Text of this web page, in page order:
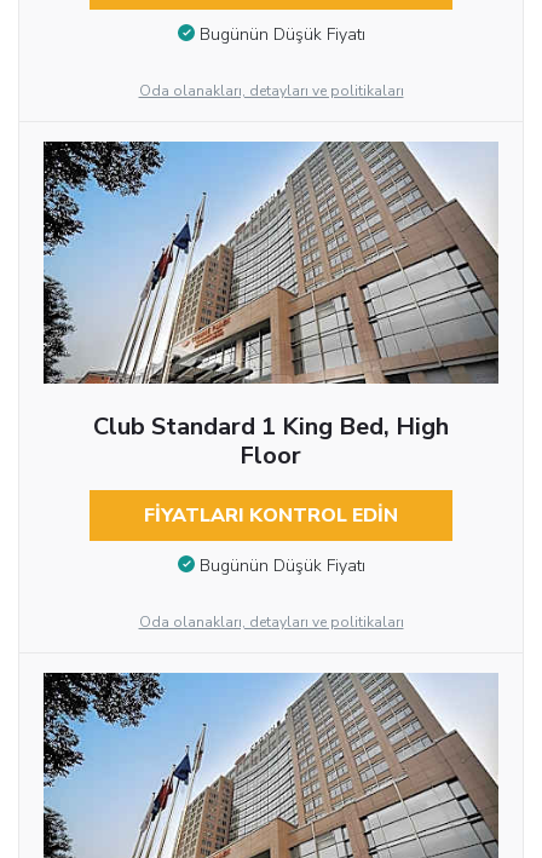
Bugünün Düşük Fiyatı
Oda olanakları, detayları ve politikaları
Club Standard 1 King Bed, High
Floor
FIYATLARI KONTROL EDIN
Bugünün Düşük Fiyatı
Oda olanakları, detayları ve politikaları